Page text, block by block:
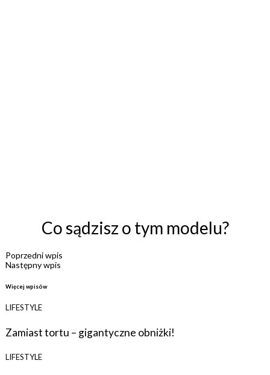
Co sądzisz o tym modelu?
Poprzedni wpis
Następny wpis
Więcej wpisów
LIFESTYLE
Zamiast tortu – gigantyczne obniżki!
LIFESTYLE